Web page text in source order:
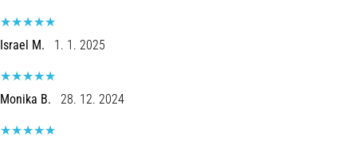
Israel M. 1. 1. 2025
Monika B. 28. 12. 2024